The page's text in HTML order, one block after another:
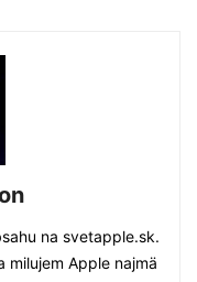
na svetapple.sk.
milujem Apple najmä